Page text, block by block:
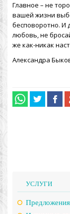
Главное – не
вашей жизни
бесповоротно. И
любовь, не
же как-никак
Александра
УСЛУГИ